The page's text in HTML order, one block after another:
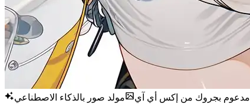
مدعوم بجروك من إكس أي آي مولد صور بالذكاء الاصطناعي